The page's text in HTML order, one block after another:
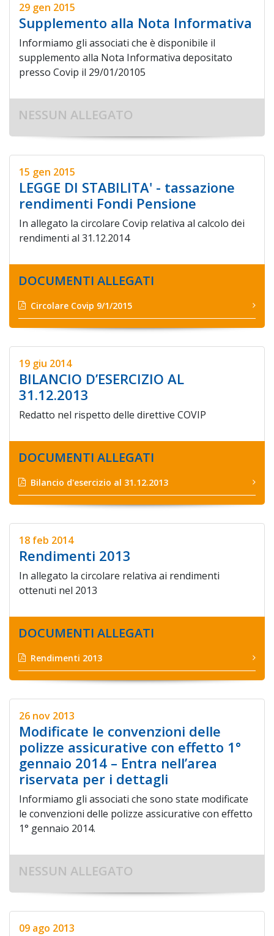
29 gen 2015
Supplemento alla Nota Informativa
Informiamo gli associati che è disponibile il
supplemento alla Nota Informativa depositato
presso Covip il 29/01/20105
NESSUN ALLEGATO
15 gen 2015
LEGGE DI STABILITA' - tassazione
rendimenti Fondi Pensione
In allegato la circolare Covip relativa al calcolo dei
rendimenti al 31.12.2014
DOCUMENTI ALLEGATI
Circolare Covip 9/1/2015
19 giu 2014
BILANCIO D’ESERCIZIO AL
31.12.2013
Redatto nel rispetto delle direttive COVIP
DOCUMENTI ALLEGATI
Bilancio d'esercizio al 31.12.2013
18 feb 2014
Rendimenti 2013
In allegato la circolare relativa ai rendimenti
ottenuti nel 2013
DOCUMENTI ALLEGATI
Rendimenti 2013
26 nov 2013
Modificate le convenzioni delle
polizze assicurative con effetto 1°
gennaio 2014 – Entra nell’area
riservata per i dettagli
Informiamo gli associati che sono state modificate
le convenzioni delle polizze assicurative con effetto
1° gennaio 2014.
NESSUN ALLEGATO
09 ago 2013